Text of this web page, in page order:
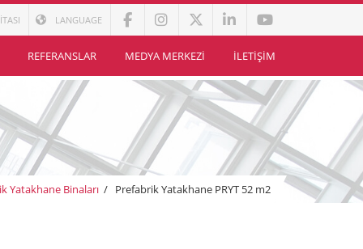
LANGUAGE
REFERANSLAR MEDYA MERKEZI İLETIŞIM
Yatakhane Binaları / Prefabrik Yatakhane PRYT 52 m2